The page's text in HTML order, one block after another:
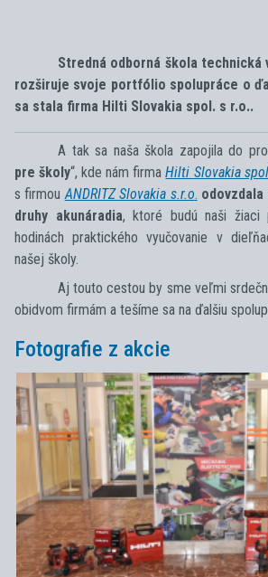
Stredná odborná škola technická
rozširuje svoje portfólio spolupráce o
sa stala firma Hilti Slovakia spol. s r.o..
A tak sa naša škola zapojila do
pre školy“, kde nám firmaHilti Slovakia
s firmou ANDRITZ Slovakia s.r.o.
druhy akunáradia, ktoré budú naši žiaci
hodinách praktického vyučovanie v
našej školy.
Aj touto cestou by sme veľmi
obidvom firmám a tešíme sa na ďalšiu
Fotografie z akcie